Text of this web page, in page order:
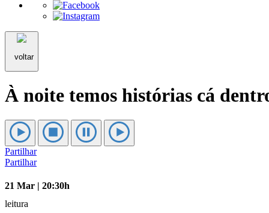
voltar
À noite temos histórias cá
Partilhar
Partilhar
21 Mar | 20:30h
leitura